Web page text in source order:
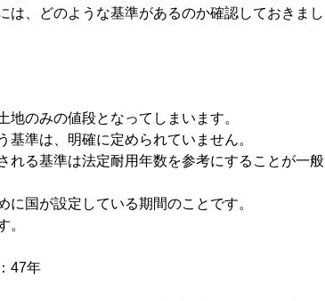
は、どのような基準があるのか確認しておきまし
のみの値段となってしまいます。
準は、明確に定められていません。
れる基準は法定耐用年数を参考にすることが一般
国が設定している期間のことです。
。
47年